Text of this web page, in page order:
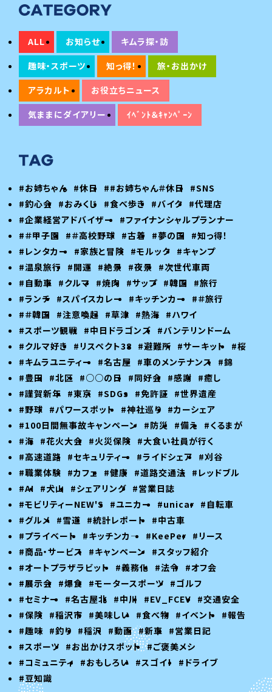
ALL お知らせ
キムラ探・訪
趣味・スポーツ
知っ得！
旅・お出かけ
アラカルト
お役立ちニュース
気ままにダイアリー
ｲﾍﾞﾝﾄ＆ｷｬﾝﾍﾟｰﾝ
#お姉ちゃん #休日 ##お姉ちゃん＃休日
#SNS
#釣心会 #おみくじ #食べ歩き #バイク #代理店
#企業経営アドバイザー
#ファイナンシャルプランナー
#＃甲子園
#＃高校野球 #古着 #夢の国
#知っ得！
#レンタカー
#家族と冒険 #モルック #キャンプ
#温泉旅行
#開運 #絶景 #夜景 #次世代車両
#自動車 #クルマ #焼肉 #サップ #韓国
#旅行
#ランチ #スパイスカレー #キッチンカー
#＃旅行
#＃韓国
#注意喚起 #草津 #熱海 #ハワイ
#スポーツ観戦 #中日ドラゴンズ #バンテリンドーム
#クルマ好き
#リスペクト38 #避難所 #サーキット
#桜
#キムラユニティー
#名古屋 #車のメンテナンス
#錦
#豊田
#北区 #○○の日 #同好会 #感謝 #癒し
#謹賀新年 #東京 #SDGs #免許証 #世界遺産
#野球 #パワースポット #神社巡り #カーシェア
#100日間無事故キャンペーン
#防災 #備え
#くるまが
#海 #花火大会 #火災保険 #大食い社員が行く
#高速道路 #セキュリティー #ライドシェア #刈谷
#職業体験 #カフェ #健康 #道路交通法 #レッドブル
#AI #犬山 #シェアリング #営業日誌
#モビリティーNEW'S
#ユニカー #unicar #自転車
#グルメ #雪道 #統計レポート
#中古車
#プライベート
#キッチンカ― #KeePer #リース
#商品・サービス
#キャンペーン
#スタッフ紹介
#オートプラザラビット
#義務化 #法令 #オフ会
#展示会 #爆食 #モータースポーツ #ゴルフ
#セミナー
#名古屋北 #中川 #EV_FCEV #交通安全
#保険 #稲沢市 #美味しい #食べ物 #イベント
#報告
#趣味 #釣り #稲沢 #動画 #新車 #営業日記
#スポーツ #お出かけスポット #ご褒美メシ
#コミュニティ
#おもしろい #スゴイ！
#ドライブ
#豆知識